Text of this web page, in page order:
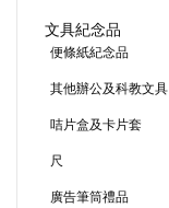
文具紀念品
便條紙紀念品
其他辦公及科教文具
咭片盒及卡片套
尺
廣告筆筒禮品